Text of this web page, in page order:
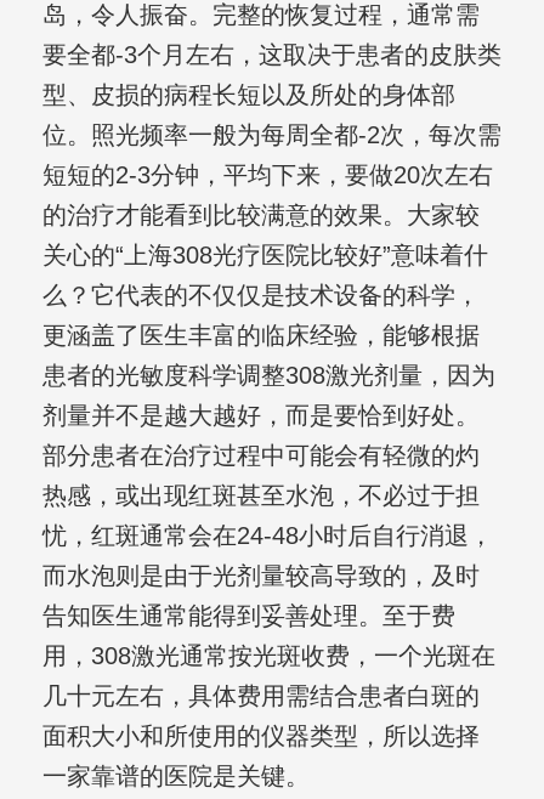
岛，令人振奋。完整的恢复过程，通常需
要全都-3个月左右，这取决于患者的皮肤类
型、皮损的病程长短以及所处的身体部
位。照光频率一般为每周全都-2次，每次需
短短的2-3分钟，平均下来，要做20次左右
的治疗才能看到比较满意的效果。大家较
关心的“上海308光疗医院比较好”意味着什
么？它代表的不仅仅是技术设备的科学，
更涵盖了医生丰富的临床经验，能够根据
患者的光敏度科学调整308激光剂量，因为
剂量并不是越大越好，而是要恰到好处。
部分患者在治疗过程中可能会有轻微的灼
热感，或出现红斑甚至水泡，不必过于担
忧，红斑通常会在24-48小时后自行消退，
而水泡则是由于光剂量较高导致的，及时
告知医生通常能得到妥善处理。至于费
用，308激光通常按光斑收费，一个光斑在
几十元左右，具体费用需结合患者白斑的
面积大小和所使用的仪器类型，所以选择
一家靠谱的医院是关键。